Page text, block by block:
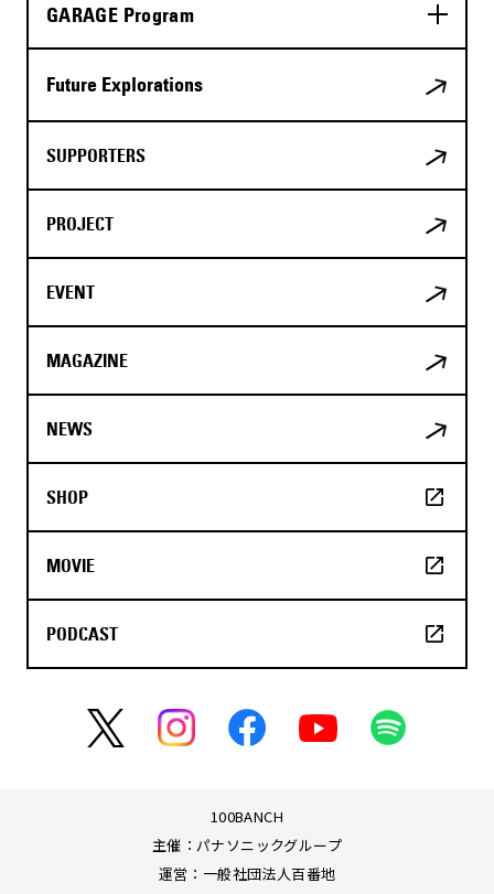
GARAGE Program
Future Explorations
SUPPORTERS
PROJECT
EVENT
MAGAZINE
NEWS
SHOP
MOVIE
PODCAST
100BANCH
主催：パナソニックグループ
運営：一般社団法人百番地